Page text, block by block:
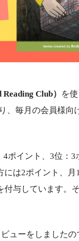
Club）
を
、毎月の会員様向
ポイント、3位：3
には2ポイント、
与しています。
ューをしましたの